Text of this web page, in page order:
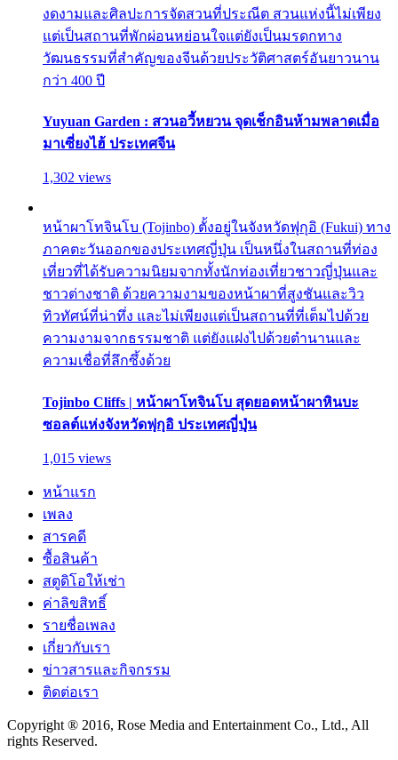
งดงามและศิลปะการจัดสวนที่ประณีต สวนแห่งนี้ไม่เพียง
แต่เป็นสถานที่พักผ่อนหย่อนใจแต่ยังเป็นมรดกทาง
วัฒนธรรมที่สำคัญของจีนด้วยประวัติศาสตร์อันยาวนาน
กว่า 400 ปี
Yuyuan Garden : สวนอวี้หยวน จุดเช็กอินห้ามพลาดเมื่อ
มาเซี่ยงไฮ้ ประเทศจีน
1,302 views
หน้าผาโทจินโบ (Tojinbo) ตั้งอยู่ในจังหวัดฟุกุอิ (Fukui) ทาง
ภาคตะวันออกของประเทศญี่ปุ่น เป็นหนึ่งในสถานที่ท่อง
เที่ยวที่ได้รับความนิยมจากทั้งนักท่องเที่ยวชาวญี่ปุ่นและ
ชาวต่างชาติ ด้วยความงามของหน้าผาที่สูงชันและวิว
ทิวทัศน์ที่น่าทึ่ง และไม่เพียงแต่เป็นสถานที่ที่เต็มไปด้วย
ความงามจากธรรมชาติ แต่ยังแฝงไปด้วยตำนานและ
ความเชื่อที่ลึกซึ้งด้วย
Tojinbo Cliffs | หน้าผาโทจินโบ สุดยอดหน้าผาหินบะ
ซอลต์แห่งจังหวัดฟุกุอิ ประเทศญี่ปุ่น
1,015 views
หน้าแรก
เพลง
สารคดี
ซื้อสินค้า
สตูดิโอให้เช่า
ค่าลิขสิทธิ์
รายชื่อเพลง
เกี่ยวกับเรา
ข่าวสารและกิจกรรม
ติดต่อเรา
Copyright ® 2016, Rose Media and Entertainment Co., Ltd., All
rights Reserved.